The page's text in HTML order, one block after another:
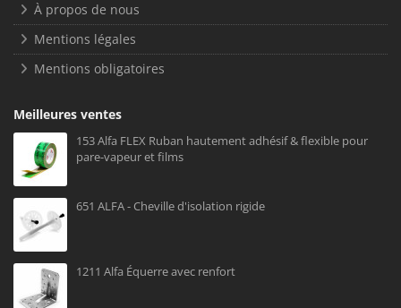
À propos de nous
Mentions légales
Mentions obligatoires
Meilleures ventes
153 Alfa FLEX Ruban hautement adhésif & flexible pour
pare-vapeur et films
651 ALFA - Cheville d'isolation rigide
1211 Alfa Équerre avec renfort